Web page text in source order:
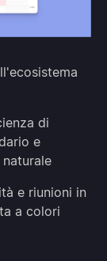
di
e
e riunioni in
a colori